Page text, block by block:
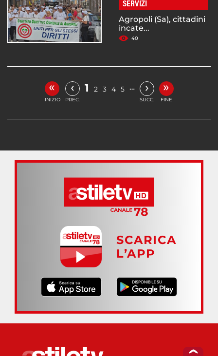
SERVIZI
Agropoli (Sa), cittadini
incate...
40
«
INIZIO
‹
PREC.
1 2 3 4 5 … ›
SUCC.
»
FINE
SCARICA
L’APP